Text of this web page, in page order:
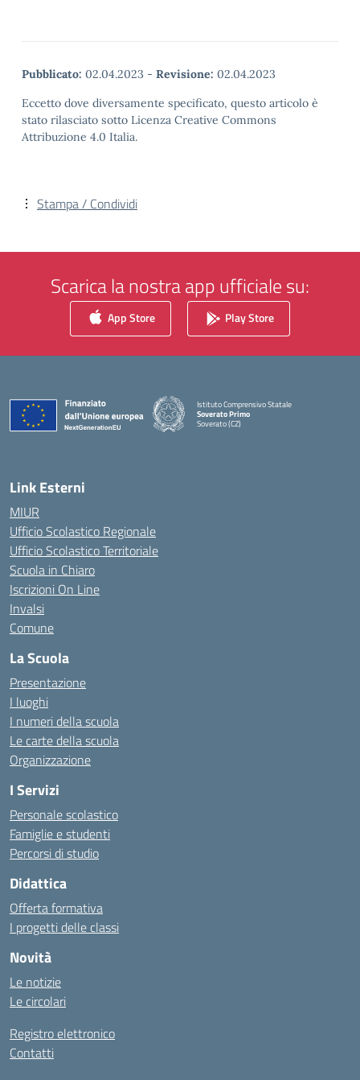
Pubblicato: 02.04.2023 - Revisione: 02.04.2023
Eccetto dove diversamente specificato, questo articolo è
stato rilasciato sotto Licenza Creative Commons
Attribuzione 4.0 Italia.
Stampa / Condividi
Scarica la nostra app ufficiale su:
App Store Play Store
Istituto Comprensivo Statale
Soverato Primo
Soverato (CZ)
Link Esterni
MIUR
Ufficio Scolastico Regionale
Ufficio Scolastico Territoriale
Scuola in Chiaro
Iscrizioni On Line
Invalsi
Comune
La Scuola
Presentazione
I luoghi
I numeri della scuola
Le carte della scuola
Organizzazione
I Servizi
Personale scolastico
Famiglie e studenti
Percorsi di studio
Didattica
Offerta formativa
I progetti delle classi
Novità
Le notizie
Le circolari
Registro elettronico
Contatti